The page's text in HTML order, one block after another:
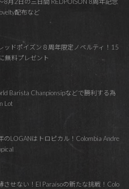
配布など
ドポイズン８周年限定ノベルティ！15
無料プレゼント
Barista Chanpionsipなどで勝利する為
Lot
LOGANはトロピカル！Colombia Andre
せない！El Paraísoの新たな挑戦！Colo